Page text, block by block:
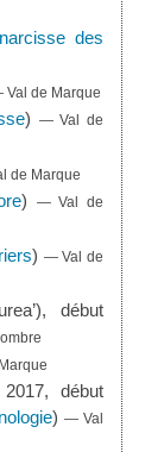
narcisse des
de Marque
) — Val de
de Marque
)
— Val de
) — Val de
début
début
) — Val